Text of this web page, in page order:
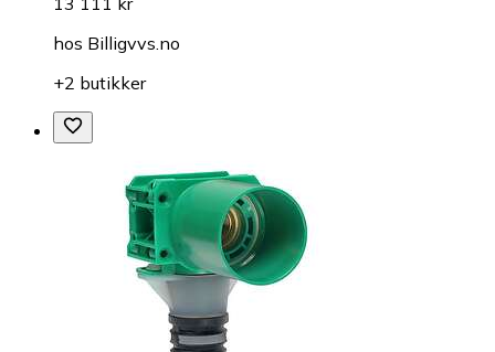
hos Billigvvs.no
+2 butikker